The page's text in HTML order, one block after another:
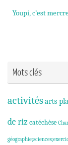
Youpi, c’est
Mots clés
activitésarts
de riz catéchèse